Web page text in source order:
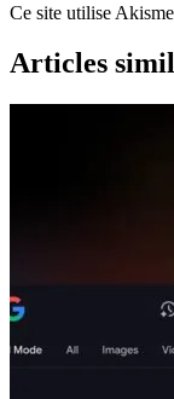
Ce site utilise
Articles